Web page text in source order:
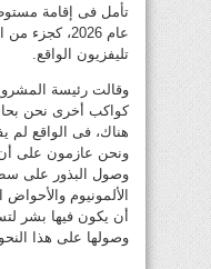
تأمل فى إقامة
عام 2026،
تليفزيون الواقع.
وقالت رئيسة
كواكب أخرى نحن
هناك، فى الواقع
ونحن عازمون على
وصول البذور على
الألمونيوم
أن يكون فيها بشر
وصولها على هذا